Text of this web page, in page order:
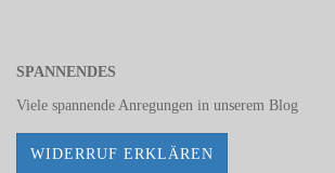
SPANNENDES
Viele spannende Anregungen in unserem Blog
WIDERRUF ERKLÄREN